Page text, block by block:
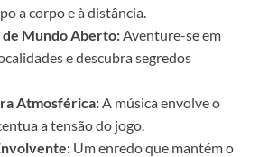
a corpo e à distância.
de Mundo Aberto:Aventure-se em
e descubra segredos
Atmosférica:A música envolve o
a tensão do jogo.
Um enredo que mantém o